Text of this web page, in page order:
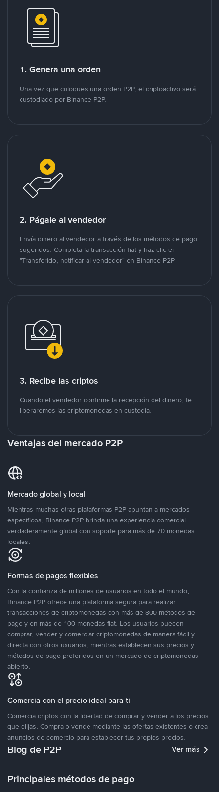
1. Genera una orden
Una vez que coloques una orden P2P, el criptoactivo será
custodiado por Binance P2P.
2. Págale al vendedor
Envía dinero al vendedor a través de los métodos de pago
sugeridos. Completa la transacción fiat y haz clic en
"Transferido, notificar al vendedor" en Binance P2P.
3. Recibe las criptos
Cuando el vendedor confirme la recepción del dinero, te
liberaremos las criptomonedas en custodia.
Ventajas del mercado P2P
Mercado global y local
Mientras muchas otras plataformas P2P apuntan a mercados
específicos, Binance P2P brinda una experiencia comercial
verdaderamente global con soporte para más de 70 monedas
locales.
Formas de pagos flexibles
Con la confianza de millones de usuarios en todo el mundo,
Binance P2P ofrece una plataforma segura para realizar
transacciones de criptomonedas con más de 800 métodos de
pago y en más de 100 monedas fiat. Los usuarios pueden
comprar, vender y comerciar criptomonedas de manera fácil y
directa con otros usuarios, mientras establecen sus precios y
métodos de pago preferidos en un mercado de criptomonedas
abierto.
Comercia con el precio ideal para ti
Comercia criptos con la libertad de comprar y vender a los precios
que elijas. Compra o vende mediante las ofertas existentes o crea
anuncios de comercio para establecer tus propios precios.
Blog de P2P Ver más
Principales métodos de pago